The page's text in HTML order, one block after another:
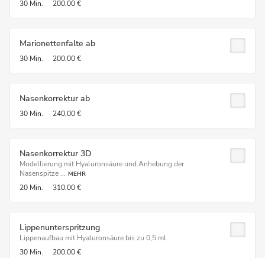
30 Min. 200,00 €
Marionettenfalte ab
30 Min. 200,00 €
Nasenkorrektur ab
30 Min. 240,00 €
Nasenkorrektur 3D
Modellierung mit Hyaluronsäure und Anhebung der
Nasenspitze ... MEHR
20 Min. 310,00 €
Lippenunterspritzung
Lippenaufbau mit Hyaluronsäure bis zu 0,5 ml
30 Min.
200,00 €